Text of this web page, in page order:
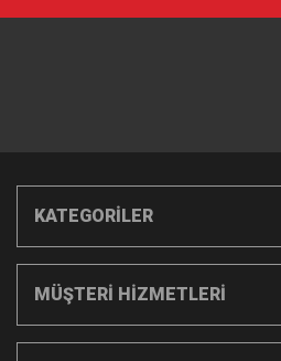
KATEGORİLER
MÜŞTERİ HİZMETLERİ